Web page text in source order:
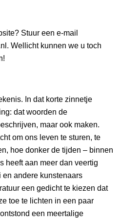
Stuur een e-mail
Wellicht kunnen we u toch
In dat korte zinnetje
dat woorden de
maar ook maken.
om ons leven te sturen, te
hoe donker de tijden – binnen
heeft aan meer dan veertig
andere kunstenaars
een gedicht te kiezen dat
toe te lichten in een paar
een meertalige